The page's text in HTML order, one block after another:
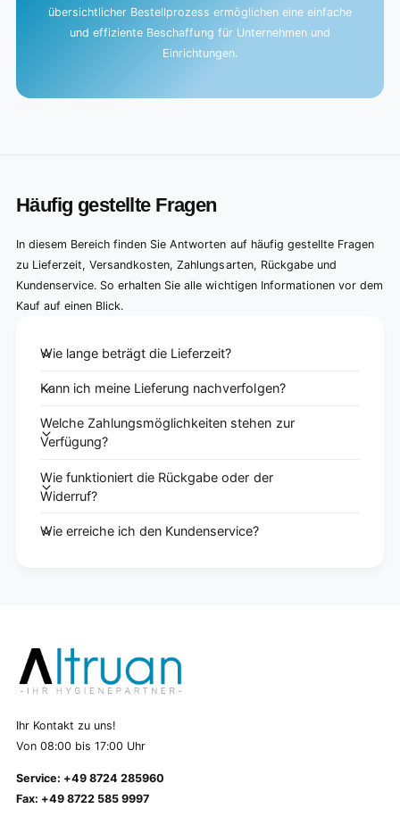
übersichtlicher Bestellprozess ermöglichen eine einfache
und effiziente Beschaffung für Unternehmen und
Einrichtungen.
Häufig gestellte Fragen
In diesem Bereich finden Sie Antworten auf häufig gestellte Fragen
zu Lieferzeit, Versandkosten, Zahlungsarten, Rückgabe und
Kundenservice. So erhalten Sie alle wichtigen Informationen vor dem
Kauf auf einen Blick.
Wie lange beträgt die Lieferzeit?
Kann ich meine Lieferung nachverfolgen?
Welche Zahlungsmöglichkeiten stehen zur
Verfügung?
Wie funktioniert die Rückgabe oder der
Widerruf?
Wie erreiche ich den Kundenservice?
Ihr Kontakt zu uns!
Von 08:00 bis 17:00 Uhr
Service: +49 8724 285960
Fax: +49 8722 585 9997